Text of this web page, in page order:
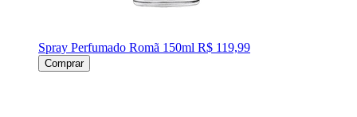
Spray Perfumado Romã 150ml R$ 119,99
Comprar